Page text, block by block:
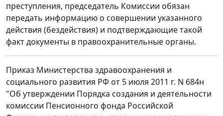
преступления, председатель Комиссии обязан
передать информацию о совершении указанного
действия (бездействия) и подтверждающие такой
факт документы в правоохранительные органы.
Приказ Министерства здравоохранения и
социального развития РФ от 5 июля 2011 г. N 684н
"Об утверждении Порядка создания и деятельности
комиссии Пенсионного фонда Российской